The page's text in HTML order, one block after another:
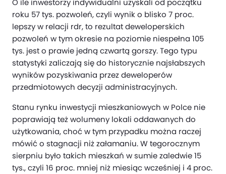
O ile inwestorzy indywidualni uzyskali od początku
roku 57 tys. pozwoleń, czyli wynik o blisko 7 proc.
lepszy w relacji rdr, to rezultat deweloperskich
pozwoleń w tym okresie na poziomie niespełna 105
tys. jest o prawie jedną czwartą gorszy. Tego typu
statystyki zaliczają się do historycznie najsłabszych
wyników pozyskiwania przez deweloperów
przedmiotowych decyzji administracyjnych.
Stanu rynku inwestycji mieszkaniowych w Polce nie
poprawiają też wolumeny lokali oddawanych do
użytkowania, choć w tym przypadku można raczej
mówić o stagnacji niż załamaniu. W tegorocznym
sierpniu było takich mieszkań w sumie zaledwie 15
tys., czyli 16 proc. mniej niż miesiąc wcześniej i 4 proc.